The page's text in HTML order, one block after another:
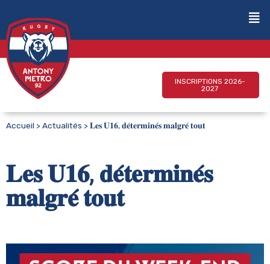
INSCRIPTIONS 2026-
2027
Accueil >Actualités >𝐋𝐞𝐬 𝐔𝟏𝟔, 𝐝𝐞́𝐭𝐞𝐫𝐦𝐢𝐧𝐞́𝐬 𝐦𝐚𝐥𝐠𝐫𝐞́ 𝐭𝐨𝐮𝐭
𝐋𝐞𝐬 𝐔𝟏𝟔, 𝐝𝐞́𝐭𝐞𝐫𝐦𝐢𝐧𝐞́𝐬
𝐦𝐚𝐥𝐠𝐫𝐞́ 𝐭𝐨𝐮𝐭